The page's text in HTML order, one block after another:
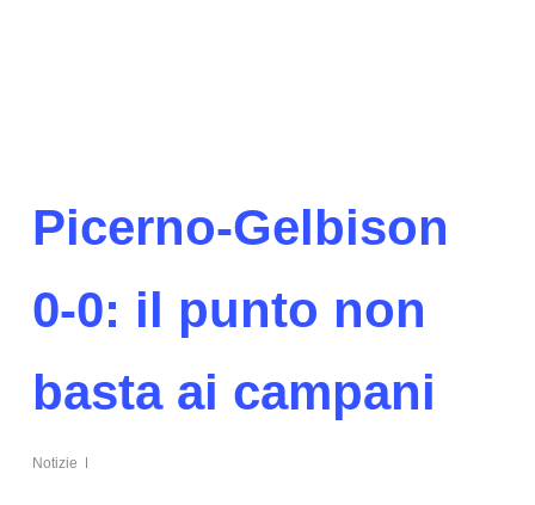
Picerno-Gelbison
0-0: il punto non
basta ai campani
Notizie